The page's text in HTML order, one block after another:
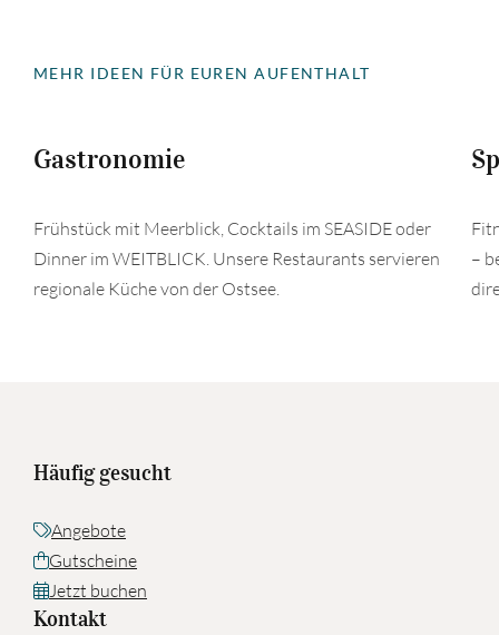
MEHR IDEEN FÜR EUREN AUFENTHALT
Gastronomie
Frühstück mit Meerblick, Cocktails im SEASIDE oder
Dinner im WEITBLICK. Unsere Restaurants servieren
regionale Küche von der Ostsee.
–
Häufig gesucht
Angebote
Gutscheine
Jetzt buchen
Kontakt